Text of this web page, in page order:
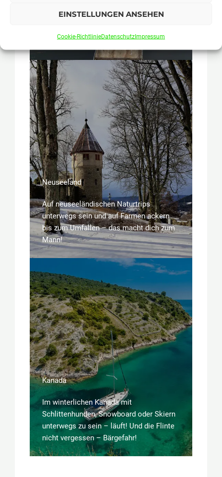
EINSTELLUNGEN ANSEHEN
Cookie-RichtlinieDatenschutzImpressum
Selbstfindung, Selbstbewusstsein und
Changer!
Neuseeland
Auf neuseeländischen Naturtrips
unterwegs sein und auf Farmen ackern
bis zum Umfallen – das macht dich zum
Mann!
Kanada
Im winterlichen Kanada mit
Schlittenhunden, Snowboard oder Skiern
unterwegs zu sein – läuft! Und die Flinte
nicht vergessen – Bärgefahr!